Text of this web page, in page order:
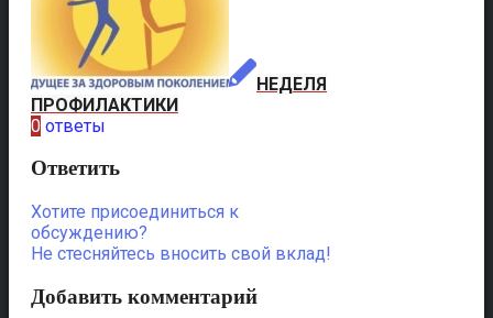
НЕДЕЛЯ
ПРОФИЛАКТИКИ
0 ответы
Ответить
Хотите присоединиться к
обсуждению?
Не стесняйтесь вносить свой вклад!
Добавить комментарий